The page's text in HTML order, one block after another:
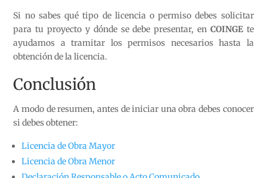
Si no sabes qué tipo de licencia o permiso debes solicitar
para tu proyecto y dónde se debe presentar, en COINGEte
ayudamos a tramitar los permisos necesarios hasta la
obtención de la licencia.
Conclusión
A modo de resumen, antes de iniciar una obra debes conocer
si debes obtener:
Licencia de Obra Mayor
Licencia de Obra Menor